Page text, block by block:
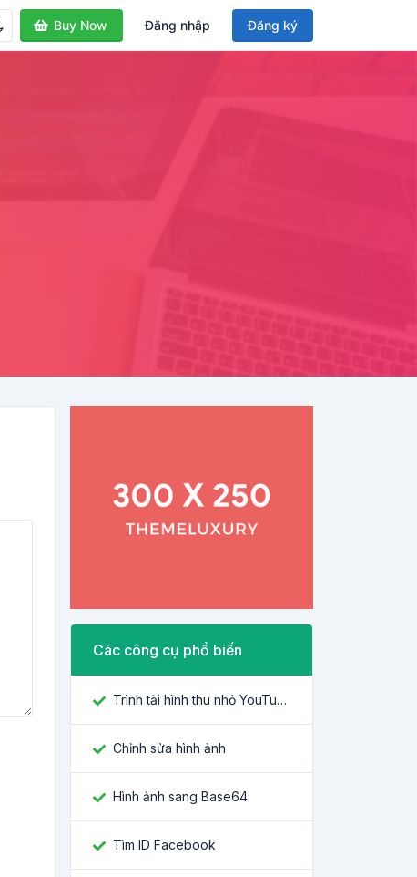
Buy Now Đăng nhập Đăng ký
Các công cụ phổ biến
Trình tải hình thu nhỏ YouTube
Chỉnh sửa hình ảnh
Hình ảnh sang Base64
Tìm ID Facebook